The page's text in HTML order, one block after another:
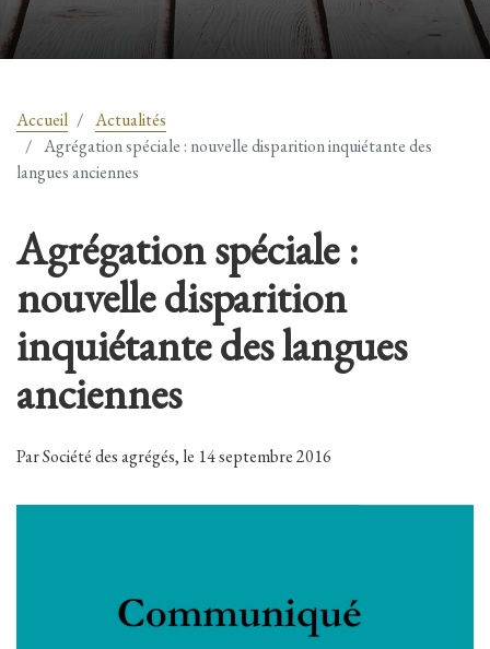
Accueil
Actualités
Agrégation spéciale : nouvelle disparition inquiétante des
langues anciennes
Agrégation spéciale :
nouvelle disparition
inquiétante des langues
anciennes
Par Société des agrégés, le 14 septembre 2016